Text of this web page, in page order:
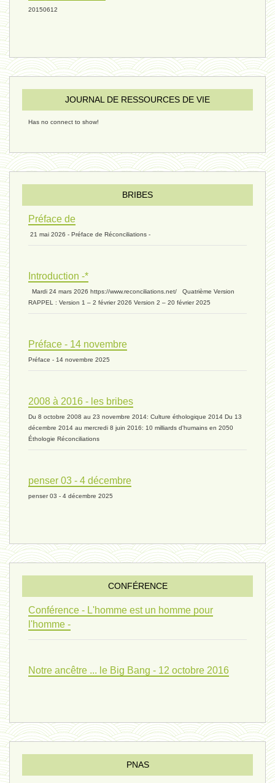
humain 06 - 6 août 2024
sous-groupe humain - 27 juillet
riche - 25 juillet 2024
Introduction V1 - 6 juin 2024
extinction 07 - 18 mai 2024
biomasse - 10 mai 2024*
univers 11 - 28 mars 2024*
penser 01 - 9 février 2024 *
univers 09 V4 - 26 janvier 2024 *
20150612
JOURNAL DE RESSOURCES DE VIE
Has no connect to show!
BRIBES
Préface de
21 mai 2026 - Préface de Réconciliations -
Introduction -*
Mardi 24 mars 2026 https://www.reconciliations.net/ Quatrième Version
RAPPEL : Version 1 – 2 février 2026 Version 2 – 20 février 2025
Préface - 14 novembre
Préface - 14 novembre 2025
2008 à 2016 - les bribes
Du 8 octobre 2008 au 23 novembre 2014: Culture éthologique 2014 Du 13
décembre 2014 au mercredi 8 juin 2016: 10 milliards d'humains en 2050
Éthologie Réconciliations
penser 03 - 4 décembre
penser 03 - 4 décembre 2025
CONFÉRENCE
Conférence - L'homme est un homme pour
l'homme -
Notre ancêtre ... le Big Bang - 12 octobre 2016
PNAS